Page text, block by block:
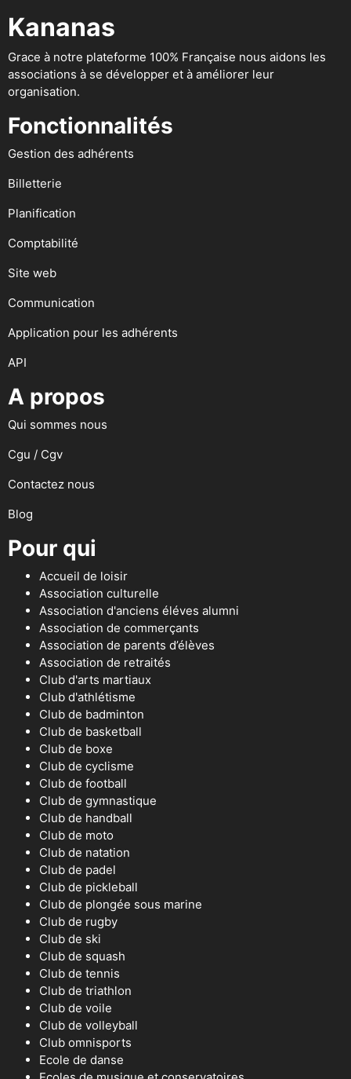
Kananas
Grace à notre plateforme 100% Française nous aidons les
associations à se développer et à améliorer leur
organisation.
Fonctionnalités
Gestion des adhérents
Billetterie
Planification
Comptabilité
Site web
Communication
Application pour les adhérents
API
A propos
Qui sommes nous
Cgu / Cgv
Contactez nous
Blog
Pour qui
Accueil de loisir
Association culturelle
Association d'anciens éléves alumni
Association de commerçants
Association de parents d’élèves
Association de retraités
Club d'arts martiaux
Club d'athlétisme
Club de badminton
Club de basketball
Club de boxe
Club de cyclisme
Club de football
Club de gymnastique
Club de handball
Club de moto
Club de natation
Club de padel
Club de pickleball
Club de plongée sous marine
Club de rugby
Club de ski
Club de squash
Club de tennis
Club de triathlon
Club de voile
Club de volleyball
Club omnisports
Ecole de danse